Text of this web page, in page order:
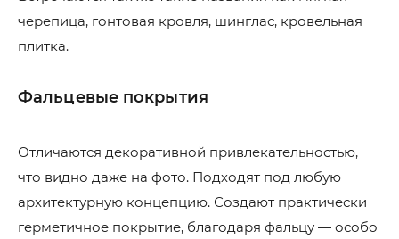
черепица, гонтовая кровля, шинглас, кровельная
плитка.
Фальцевые покрытия
Отличаются декоративной привлекательностью,
что видно даже на фото. Подходят под любую
архитектурную концепцию. Создают практически
герметичное покрытие, благодаря фальцу — особо